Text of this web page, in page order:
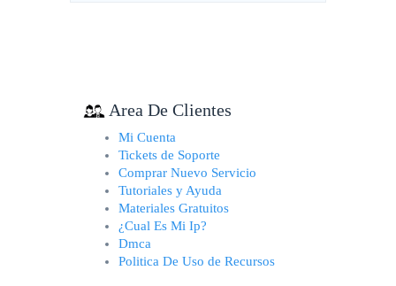
Area De Clientes
Mi Cuenta
Tickets de Soporte
Comprar Nuevo Servicio
Tutoriales y Ayuda
Materiales Gratuitos
¿Cual Es Mi Ip?
Dmca
Politica De Uso de Recursos